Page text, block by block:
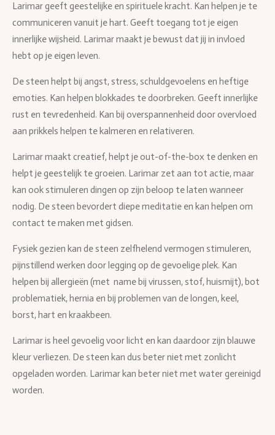
Larimar geeft geestelijke en spirituele kracht. Kan helpen je te
communiceren vanuit je hart. Geeft toegang tot je eigen
innerlijke wijsheid. Larimar maakt je bewust dat jij in invloed
hebt op je eigen leven.
De steen helpt bij angst, stress, schuldgevoelens en heftige
emoties. Kan helpen blokkades te doorbreken. Geeft innerlijke
rust en tevredenheid. Kan bij overspannenheid door overvloed
aan prikkels helpen te kalmeren en relativeren.
Larimar maakt creatief, helpt je out-of-the-box te denken en
helpt je geestelijk te groeien. Larimar zet aan tot actie, maar
kan ook stimuleren dingen op zijn beloop te laten wanneer
nodig. De steen bevordert diepe meditatie en kan helpen om
contact te maken met gidsen.
Fysiek gezien kan de steen zelfhelend vermogen stimuleren,
pijnstillend werken door legging op de gevoelige plek. Kan
helpen bij allergieën (met name bij virussen, stof, huismijt), bot
problematiek, hernia en bij problemen van de longen, keel,
borst, hart en kraakbeen.
Larimar is heel gevoelig voor licht en kan daardoor zijn blauwe
kleur verliezen. De steen kan dus beter niet met zonlicht
opgeladen worden. Larimar kan beter niet met water gereinigd
worden.